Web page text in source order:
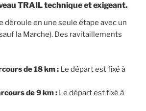
TRAIL technique et exigeant.
déroule en une seule étape avec un
la Marche). Des ravitaillements
de 18 km : Le départ est fixé à
de 9 km : Le départ est fixé à